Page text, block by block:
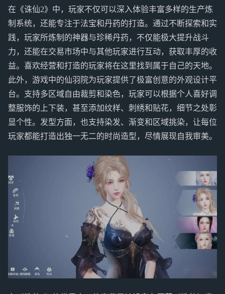
在《诛仙2》中，玩家不仅可以深入体验丰富多样的生产炼
制系统，还能专注于法宝和丹药的打造。通过不断探索和实
践，玩家所炼制的神器与珍稀丹药，不仅能极大提升战斗
力，还能在交易市场中与其他玩家进行互动，获取丰厚的收
益。喜欢经营和打造的玩家将在这里找到属于自己的天地。
此外，游戏中的仙羽院为玩家提供了极富创意的外观设计平
台。支持多区域自由裁剪和染色，玩家可以根据个人喜好调
整服饰的上下装，甚至添加纹样、刺绣和贴花，细节之处彰
显个性。发型方面，也支持染发、渐变和区域挑染，让每位
玩家都能打造出独一无二的时尚造型，尽情展现自我审美。